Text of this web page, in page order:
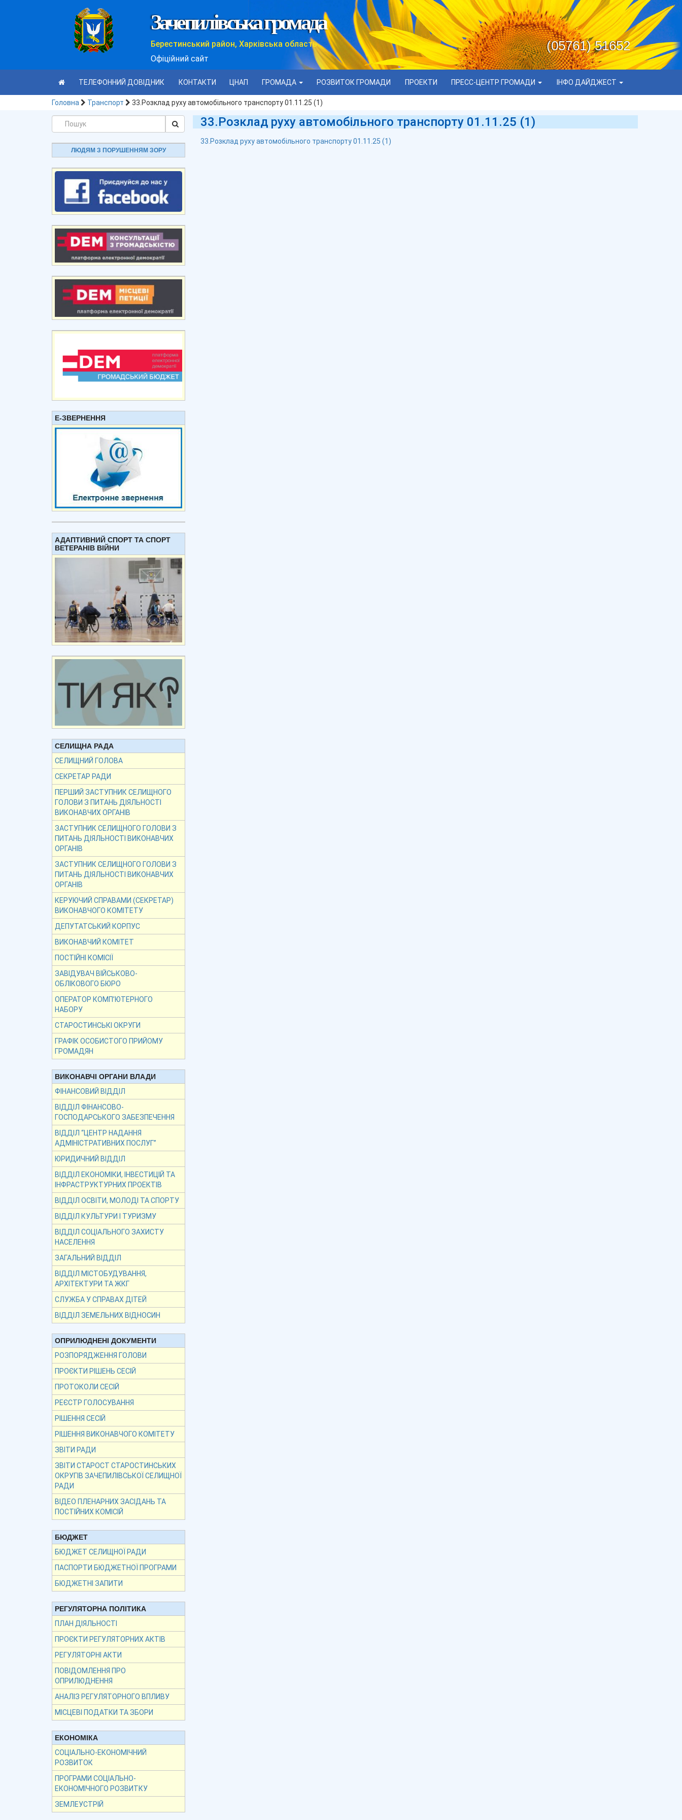
Зачепилівська громада
Берестинський район, Харківська область
Офіційний сайт
(05761) 51652
ТЕЛЕФОННИЙ ДОВІДНИК КОНТАКТИ ЦНАП ГРОМАДА РОЗВИТОК ГРОМАДИ ПРОЕКТИ ПРЕСС-ЦЕНТР ГРОМАДИ ІНФО ДАЙДЖЕСТ
Головна Транспорт 33.Розклад руху автомобільного транспорту 01.11.25 (1)
ЛЮДЯМ З ПОРУШЕННЯМ ЗОРУ
Е-ЗВЕРНЕННЯ
АДАПТИВНИЙ СПОРТ ТА СПОРТ
ВЕТЕРАНІВ ВІЙНИ
СЕЛИЩНА РАДА
СЕЛИЩНИЙ ГОЛОВА
СЕКРЕТАР РАДИ
ПЕРШИЙ ЗАСТУПНИК СЕЛИЩНОГО
ГОЛОВИ З ПИТАНЬ ДІЯЛЬНОСТІ
ВИКОНАВЧИХ ОРГАНІВ
ЗАСТУПНИК СЕЛИЩНОГО ГОЛОВИ З
ПИТАНЬ ДІЯЛЬНОСТІ ВИКОНАВЧИХ
ОРГАНІВ
ЗАСТУПНИК СЕЛИЩНОГО ГОЛОВИ З
ПИТАНЬ ДІЯЛЬНОСТІ ВИКОНАВЧИХ
ОРГАНІВ
КЕРУЮЧИЙ СПРАВАМИ (СЕКРЕТАР)
ВИКОНАВЧОГО КОМІТЕТУ
ДЕПУТАТСЬКИЙ КОРПУС
ВИКОНАВЧИЙ КОМІТЕТ
ПОСТІЙНІ КОМІСІЇ
ЗАВІДУВАЧ ВІЙСЬКОВО-
ОБЛІКОВОГО БЮРО
ОПЕРАТОР КОМП’ЮТЕРНОГО
НАБОРУ
СТАРОСТИНСЬКІ ОКРУГИ
ГРАФІК ОСОБИСТОГО ПРИЙОМУ
ГРОМАДЯН
ВИКОНАВЧІ ОРГАНИ ВЛАДИ
ФІНАНСОВИЙ ВІДДІЛ
ВІДДІЛ ФІНАНСОВО-
ГОСПОДАРСЬКОГО ЗАБЕЗПЕЧЕННЯ
ВІДДІЛ “ЦЕНТР НАДАННЯ
АДМІНІСТРАТИВНИХ ПОСЛУГ”
ЮРИДИЧНИЙ ВІДДІЛ
ВІДДІЛ ЕКОНОМІКИ, ІНВЕСТИЦІЙ ТА
ІНФРАСТРУКТУРНИХ ПРОЕКТІВ
ВІДДІЛ ОСВІТИ, МОЛОДІ ТА СПОРТУ
ВІДДІЛ КУЛЬТУРИ І ТУРИЗМУ
ВІДДІЛ СОЦІАЛЬНОГО ЗАХИСТУ
НАСЕЛЕННЯ
ЗАГАЛЬНИЙ ВІДДІЛ
ВІДДІЛ МІСТОБУДУВАННЯ,
АРХІТЕКТУРИ ТА ЖКГ
СЛУЖБА У СПРАВАХ ДІТЕЙ
ВІДДІЛ ЗЕМЕЛЬНИХ ВІДНОСИН
ОПРИЛЮДНЕНІ ДОКУМЕНТИ
РОЗПОРЯДЖЕННЯ ГОЛОВИ
ПРОЄКТИ РІШЕНЬ СЕСІЙ
ПРОТОКОЛИ СЕСІЙ
РЕЄСТР ГОЛОСУВАННЯ
РІШЕННЯ СЕСІЙ
РІШЕННЯ ВИКОНАВЧОГО КОМІТЕТУ
ЗВІТИ РАДИ
ЗВІТИ СТАРОСТ СТАРОСТИНСЬКИХ
ОКРУГІВ ЗАЧЕПИЛІВСЬКОЇ СЕЛИЩНОЇ
РАДИ
ВІДЕО ПЛЕНАРНИХ ЗАСІДАНЬ ТА
ПОСТІЙНИХ КОМІСІЙ
БЮДЖЕТ
БЮДЖЕТ СЕЛИЩНОЇ РАДИ
ПАСПОРТИ БЮДЖЕТНОЇ ПРОГРАМИ
БЮДЖЕТНІ ЗАПИТИ
РЕГУЛЯТОРНА ПОЛІТИКА
ПЛАН ДІЯЛЬНОСТІ
ПРОЄКТИ РЕГУЛЯТОРНИХ АКТІВ
РЕГУЛЯТОРНІ АКТИ
ПОВІДОМЛЕННЯ ПРО
ОПРИЛЮДНЕННЯ
АНАЛІЗ РЕГУЛЯТОРНОГО ВПЛИВУ
МІСЦЕВІ ПОДАТКИ ТА ЗБОРИ
ЕКОНОМІКА
СОЦІАЛЬНО-ЕКОНОМІЧНИЙ
РОЗВИТОК
ПРОГРАМИ СОЦІАЛЬНО-
ЕКОНОМІЧНОГО РОЗВИТКУ
ЗЕМЛЕУСТРІЙ
33.Розклад руху автомобільного транспорту 01.11.25 (1)
33.Розклад руху автомобільного транспорту 01.11.25 (1)